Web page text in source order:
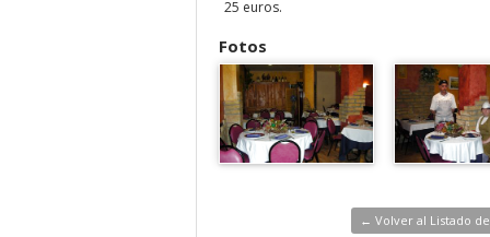
25 euros.
Fotos
← Volver al Listado